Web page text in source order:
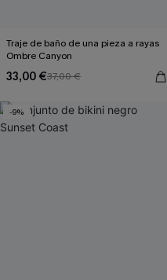
Traje de baño de una pieza a rayas
Ombre Canyon
33,00 €37,00 €
-9%